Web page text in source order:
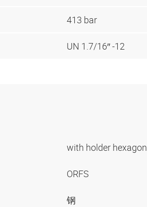
413 bar
UN 1.7/16″ -12
with holder hexagon
ORFS
钢